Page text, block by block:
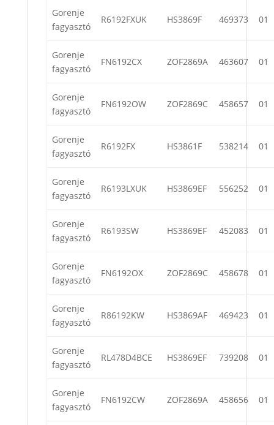
Gorenje
fagyasztó
R6192FXUK HS3869F 469373 01
Gorenje
fagyasztó
FN6192CX ZOF2869A 463607 01
Gorenje
fagyasztó
FN6192OW ZOF2869C 458657 01
Gorenje
fagyasztó
R6192FX HS3861F 538214 01
Gorenje
fagyasztó
R6193LXUK HS3869EF 556252 01
Gorenje
fagyasztó
R6193SW HS3869EF 452083 01
Gorenje
fagyasztó
FN6192OX ZOF2869C 458678 01
Gorenje
fagyasztó
R86192KW HS3869AF 469423 01
Gorenje
fagyasztó
RL478D4BCE HS3869EF 739208 01
Gorenje
fagyasztó
FN6192CW ZOF2869A 458656 01